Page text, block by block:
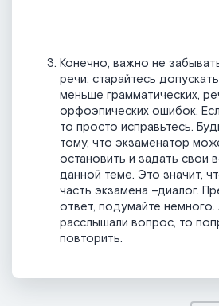
Конечно, важно не
речи: старайтесь
меньше грамматических,
орфоэпических ошибок.
то просто исправьтесь.
тому, что экзаменатор
остановить и задать свои
данной теме. Это значит,
часть экзамена –диалог.
ответ, подумайте немного.
расслышали вопрос, то
повторить.